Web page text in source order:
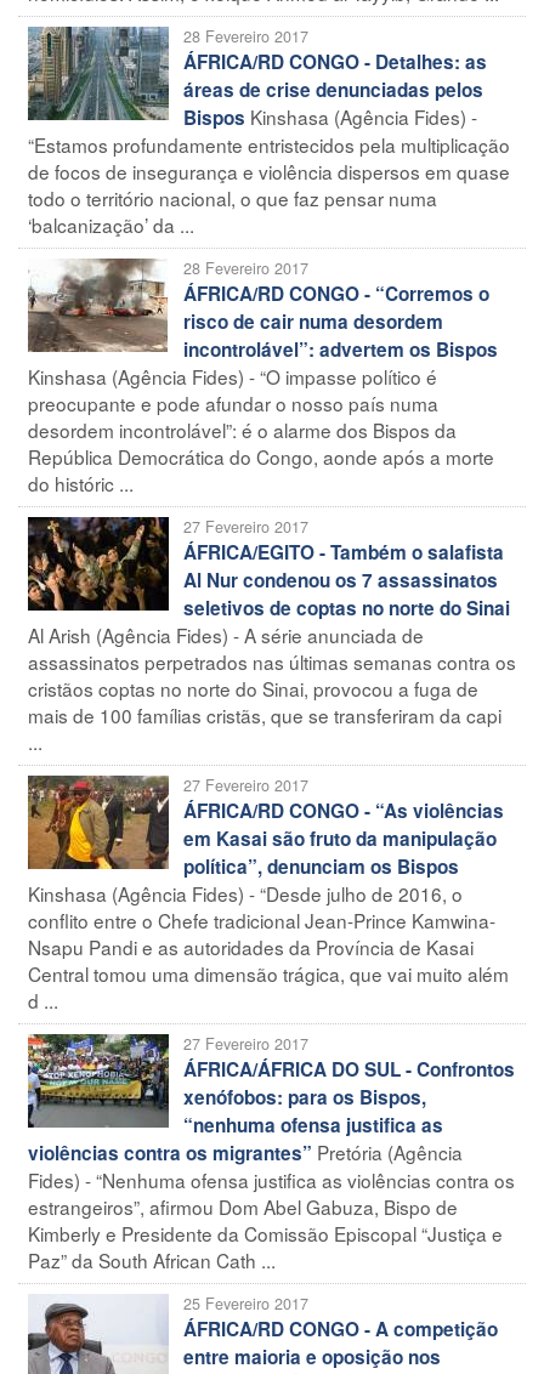
28 Fevereiro 2017
ÁFRICA/RD CONGO - Detalhes: as
áreas de crise denunciadas pelos
Bispos Kinshasa (Agência Fides) -
“Estamos profundamente entristecidos pela multiplicação
de focos de insegurança e violência dispersos em quase
todo o território nacional, o que faz pensar numa
‘balcanização’ da ...
28 Fevereiro 2017
ÁFRICA/RD CONGO - “Corremos o
risco de cair numa desordem
incontrolável”: advertem os Bispos
Kinshasa (Agência Fides) - “O impasse político é
preocupante e pode afundar o nosso país numa
desordem incontrolável”: é o alarme dos Bispos da
República Democrática do Congo, aonde após a morte
do históric ...
27 Fevereiro 2017
ÁFRICA/EGITO - Também o salafista
Al Nur condenou os 7 assassinatos
seletivos de coptas no norte do Sinai
Al Arish (Agência Fides) - A série anunciada de
assassinatos perpetrados nas últimas semanas contra os
cristãos coptas no norte do Sinai, provocou a fuga de
mais de 100 famílias cristãs, que se transferiram da capi
...
27 Fevereiro 2017
ÁFRICA/RD CONGO - “As violências
em Kasai são fruto da manipulação
política”, denunciam os Bispos
Kinshasa (Agência Fides) - “Desde julho de 2016, o
conflito entre o Chefe tradicional Jean-Prince Kamwina-
Nsapu Pandi e as autoridades da Província de Kasai
Central tomou uma dimensão trágica, que vai muito além
d ...
27 Fevereiro 2017
ÁFRICA/ÁFRICA DO SUL - Confrontos
xenófobos: para os Bispos,
“nenhuma ofensa justifica as
violências contra os migrantes” Pretória (Agência
Fides) - “Nenhuma ofensa justifica as violências contra os
estrangeiros”, afirmou Dom Abel Gabuza, Bispo de
Kimberly e Presidente da Comissão Episcopal “Justiça e
Paz” da South African Cath ...
25 Fevereiro 2017
ÁFRICA/RD CONGO - A competição
entre maioria e oposição nos